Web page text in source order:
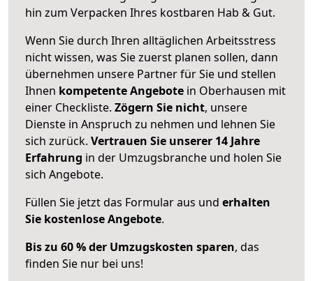
hin zum Verpacken Ihres kostbaren Hab & Gut.
Wenn Sie durch Ihren alltäglichen Arbeitsstress
nicht wissen, was Sie zuerst planen sollen, dann
übernehmen unsere Partner für Sie und stellen
Ihnen kompetente Angebote in Oberhausen mit
einer Checkliste. Zögern Sie nicht, unsere
Dienste in Anspruch zu nehmen und lehnen Sie
sich zurück. Vertrauen Sie unserer 14 Jahre
Erfahrung in der Umzugsbranche und holen Sie
sich Angebote.
Füllen Sie jetzt das Formular aus und erhalten
Sie kostenlose Angebote.
Bis zu 60 % der Umzugskosten sparen, das
finden Sie nur bei uns!